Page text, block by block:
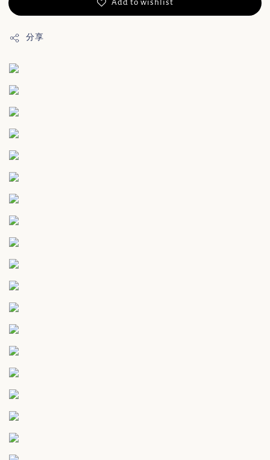
Add to wishlist
分享